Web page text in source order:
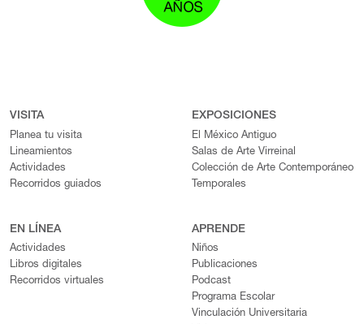
VISITA
Planea tu visita
Lineamientos
Actividades
Recorridos guiados
EXPOSICIONES
El México Antiguo
Salas de Arte Virreinal
Colección de Arte Contemporáneo
Temporales
EN LÍNEA
Actividades
Libros digitales
Recorridos virtuales
APRENDE
Niños
Publicaciones
Podcast
Programa Escolar
Vinculación Universitaria